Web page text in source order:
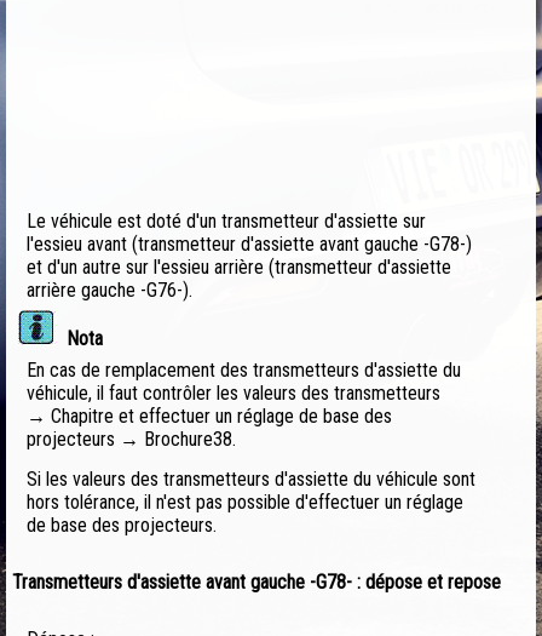
Le véhicule est doté d'un transmetteur d'assiette sur
l'essieu avant (transmetteur d'assiette avant gauche -G78-)
et d'un autre sur l'essieu arrière (transmetteur d'assiette
arrière gauche -G76-).
Nota
En cas de remplacement des transmetteurs d'assiette du
véhicule, il faut contrôler les valeurs des transmetteurs
→ Chapitre et effectuer un réglage de base des
projecteurs → Brochure38.
Si les valeurs des transmetteurs d'assiette du véhicule sont
hors tolérance, il n'est pas possible d'effectuer un réglage
de base des projecteurs.
Transmetteurs d'assiette avant gauche -G78- : dépose et repose